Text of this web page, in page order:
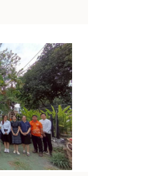
สยามบรมราช